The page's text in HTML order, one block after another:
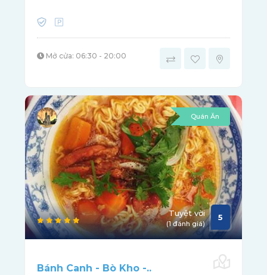
Mở cửa: 06:30 - 20:00
Quán Ăn
Tuyệt vời
(1 đánh giá)
5
Bánh Canh - Bò Kho -..